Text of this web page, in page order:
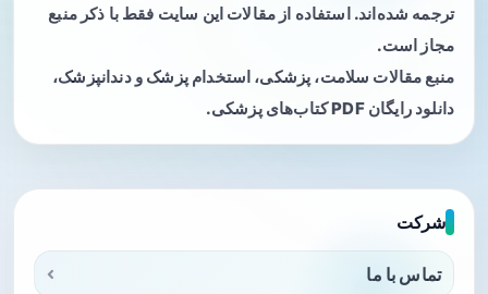
ترجمه شده‌اند. استفاده از مقالات این سایت فقط با ذکر منبع
مجاز است.
منبع مقالات سلامت، پزشکی، استخدام پزشک و دندانپزشک،
دانلود رایگان PDF کتاب‌های پزشکی.
شرکت
تماس با ما